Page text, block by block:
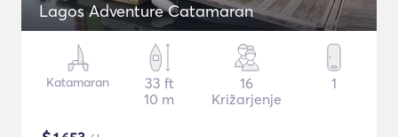
Lagos Adventure Catamaran
Katamaran
33 ft
10 m
16
Križarjenje
1